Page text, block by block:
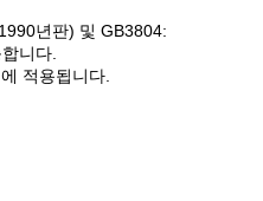
년판) 및 GB3804:
니다.
적용됩니다.